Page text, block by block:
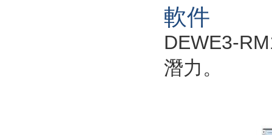
軟件
DEWE3-
潛力。